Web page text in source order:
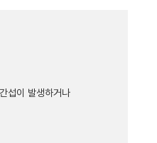
섭이 발생하거나